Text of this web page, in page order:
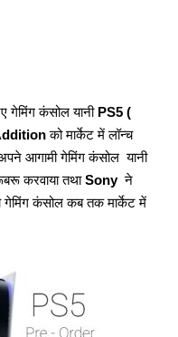
गेमिंग कंसोल यानी PS5 (
को मार्केट में लॉन्च
आगामी गेमिंग कंसोल यानी
करवाया तथाSony ने
कंसोल कब तक मार्केट में